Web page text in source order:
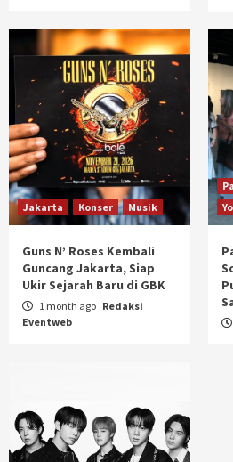
Jakarta Konser Musik
Guns N’ Roses Kembali
Guncang Jakarta, Siap
Ukir Sejarah Baru di GBK
1 month ago Redaksi
Eventweb